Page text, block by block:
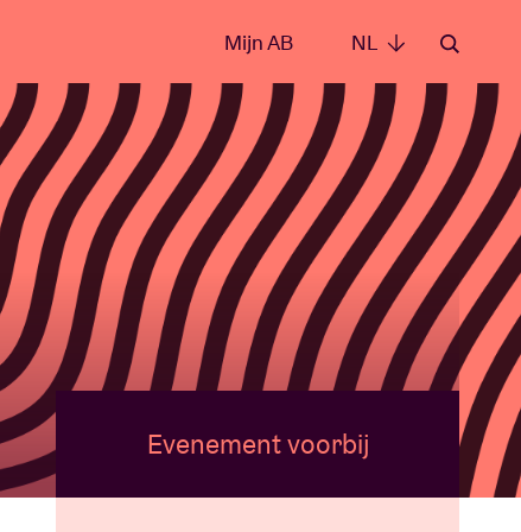
NL
Mijn AB NL
Evenement voorbij